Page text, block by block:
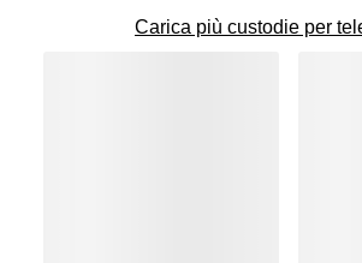
Carica più custodie per